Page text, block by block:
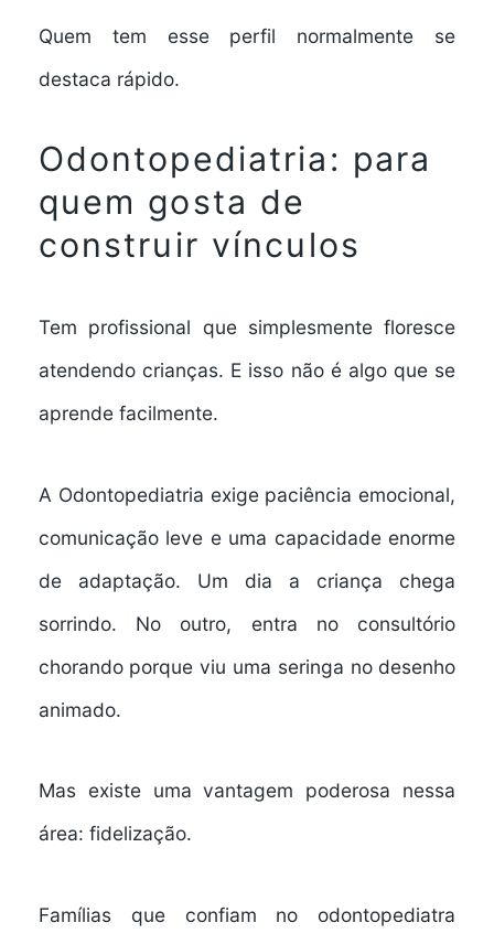
Quem tem esse perfil normalmente se
destaca rápido.
Odontopediatria: para
quem gosta de
construir vínculos
Tem profissional que simplesmente floresce
atendendo crianças. E isso não é algo que se
aprende facilmente.
A Odontopediatria exige paciência emocional,
comunicação leve e uma capacidade enorme
de adaptação. Um dia a criança chega
sorrindo. No outro, entra no consultório
chorando porque viu uma seringa no desenho
animado.
Mas existe uma vantagem poderosa nessa
área: fidelização.
Famílias que confiam no odontopediatra